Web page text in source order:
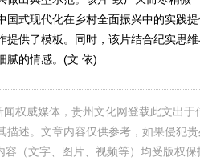
国式现代化在乡村全面振兴中的实践
提供了模板。同时，该片结合纪实思
腻的情感。(文 依)
权威媒体，贵州文化网登载此文出
描述。文章内容仅供参考，如果侵犯
（文字、图片、视频等）均受版权保